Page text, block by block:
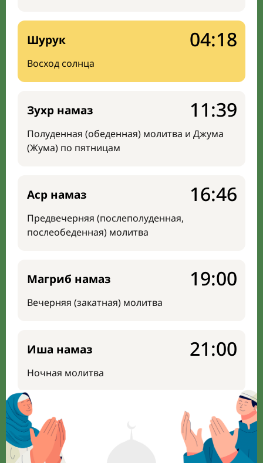
Шурук
Восход солнца
04:18
Зухр намаз
Полуденная (обеденная) молитва и Джума
(Жума) по пятницам
11:39
Аср намаз
Предвечерняя (послеполуденная,
послеобеденная) молитва
16:46
Магриб намаз
Вечерняя (закатная) молитва
19:00
Иша намаз
Ночная молитва
21:00